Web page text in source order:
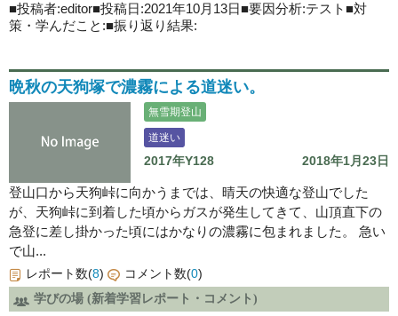
■投稿者:editor■投稿日:2021年10月13日■要因分析:テスト■対
策・学んだこと:■振り返り結果:
晩秋の天狗塚で濃霧による道迷い。
無雪期登山
道迷い
2017年Y128 2018年1月23日
登山口から天狗峠に向かうまでは、晴天の快適な登山でした
が、天狗峠に到着した頃からガスが発生してきて、山頂直下の
急登に差し掛かった頃にはかなりの濃霧に包まれました。 急い
で山...
レポート数(8) コメント数(0)
学びの場 (新着学習レポート・コメント)